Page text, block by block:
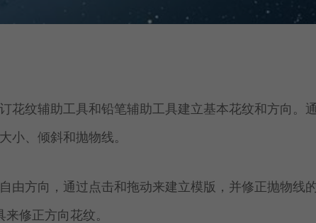
花纹辅助工具和铅笔辅助工具建立基本花纹和方向。
小、倾斜和抛物线。
由方向，通过点击和拖动来建立模版，并修正抛物线
修正方向花纹。